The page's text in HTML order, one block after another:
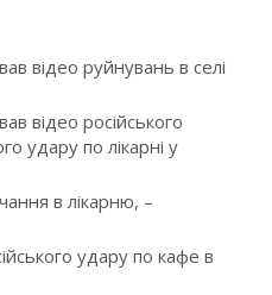
відео руйнувань в селі
відео російського
удару по лікарні у
в лікарню, –
удару по кафе в